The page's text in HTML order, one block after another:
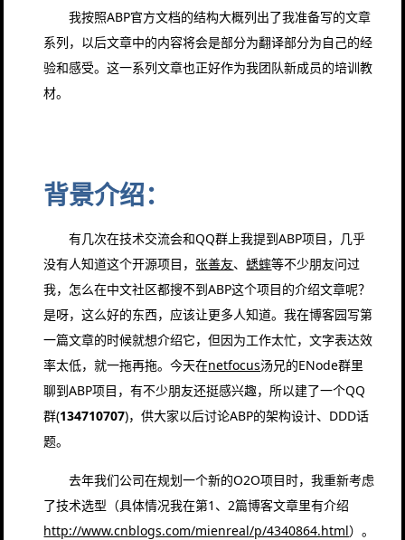
我按照ABP官方文档的结构大概列出了我准备写的文章
系列，以后文章中的内容将会是部分为翻译部分为自己的经
验和感受。这一系列文章也正好作为我团队新成员的培训教
材。
背景介绍：
有几次在技术交流会和QQ群上我提到ABP项目，几乎
没有人知道这个开源项目， 张善友、蟋蟀等不少朋友问过
我，怎么在中文社区都搜不到ABP这个项目的介绍文章呢？
是呀，这么好的东西，应该让更多人知道。我在博客园写第
一篇文章的时候就想介绍它，但因为工作太忙，文字表达效
率太低，就一拖再拖。今天在netfocus汤兄的ENode群里
聊到ABP项目，有不少朋友还挺感兴趣，所以建了一个QQ
群(134710707)，供大家以后讨论ABP的架构设计、DDD话
题。
去年我们公司在规划一个新的O2O项目时，我重新考虑
了技术选型（具体情况我在第1、2篇博客文章里有介绍
http://www.cnblogs.com/mienreal/p/4340864.html）。